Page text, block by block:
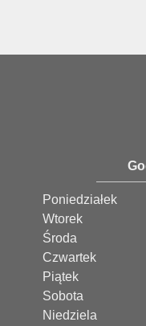
Poniedziałek
Wtorek
Środa
Czwartek
Piątek
Sobota
Niedziela